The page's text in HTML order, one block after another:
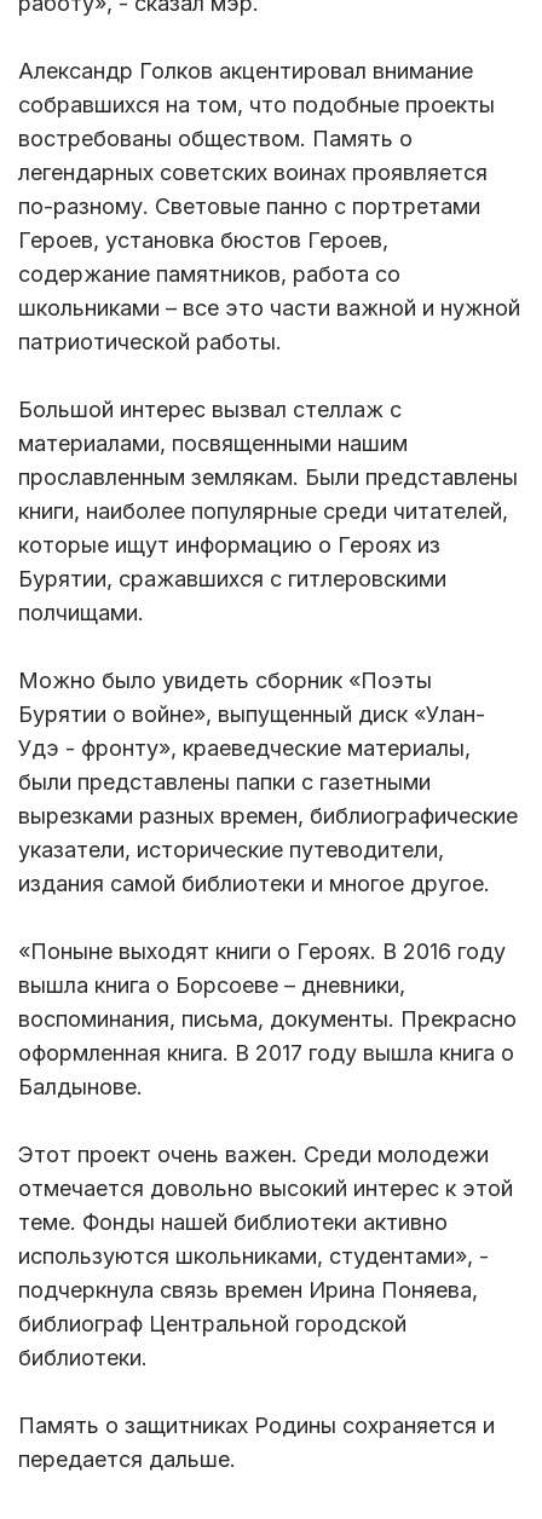
Александр Голков акцентировал внимание
собравшихся на том, что подобные проекты
востребованы обществом. Память о
легендарных советских воинах проявляется
по-разному. Световые панно с портретами
Героев, установка бюстов Героев,
содержание памятников, работа со
школьниками – все это части важной и нужной
патриотической работы.
Большой интерес вызвал стеллаж с
материалами, посвященными нашим
прославленным землякам. Были представлены
книги, наиболее популярные среди читателей,
которые ищут информацию о Героях из
Бурятии, сражавшихся с гитлеровскими
полчищами.
Можно было увидеть сборник «Поэты
Бурятии о войне», выпущенный диск «Улан-
Удэ - фронту», краеведческие материалы,
были представлены папки с газетными
вырезками разных времен, библиографические
указатели, исторические путеводители,
издания самой библиотеки и многое другое.
«Поныне выходят книги о Героях. В 2016 году
вышла книга о Борсоеве – дневники,
воспоминания, письма, документы. Прекрасно
оформленная книга. В 2017 году вышла книга о
Балдынове.
Этот проект очень важен. Среди молодежи
отмечается довольно высокий интерес к этой
теме. Фонды нашей библиотеки активно
используются школьниками, студентами», -
подчеркнула связь времен Ирина Поняева,
библиограф Центральной городской
библиотеки.
Память о защитниках Родины сохраняется и
передается дальше.